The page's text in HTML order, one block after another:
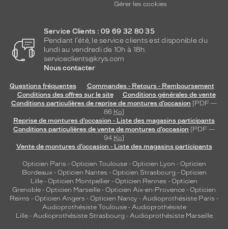
Gérer les cookies
Service Clients : 09 69 32 80 35
Pendant l'été, le service clients est disponible du
lundi au vendredi de 10h à 18h.
serviceclients@krys.com
Nous contacter
Questions fréquentes
Commandes - Retours - Remboursement
Conditions des offres sur le site
Conditions générales de vente
Conditions particulières de reprise de montures d’occasion [PDF —
86 Ko]
Reprise de montures d’occasion - Liste des magasins participants
Conditions particulières de vente de montures d’occasion [PDF —
94 Ko]
Vente de montures d’occasion - Liste des magasins participants
Opticien Paris - Opticien Toulouse- Opticien Lyon - Opticien
Bordeaux- Opticien Nantes - Opticien Strasbourg - Opticien
Lille - Opticien Montpellier - Opticien Rennes - Opticien
Grenoble - Opticien Marseille - Opticien Aix-en-Provence - Opticien
Reims - Opticien Angers - Opticien Nancy - Audioprothésiste Paris -
Audioprothésiste Toulouse- Audioprothésiste
Lille- Audioprothésiste Strasbourg - Audioprothésiste Marseille